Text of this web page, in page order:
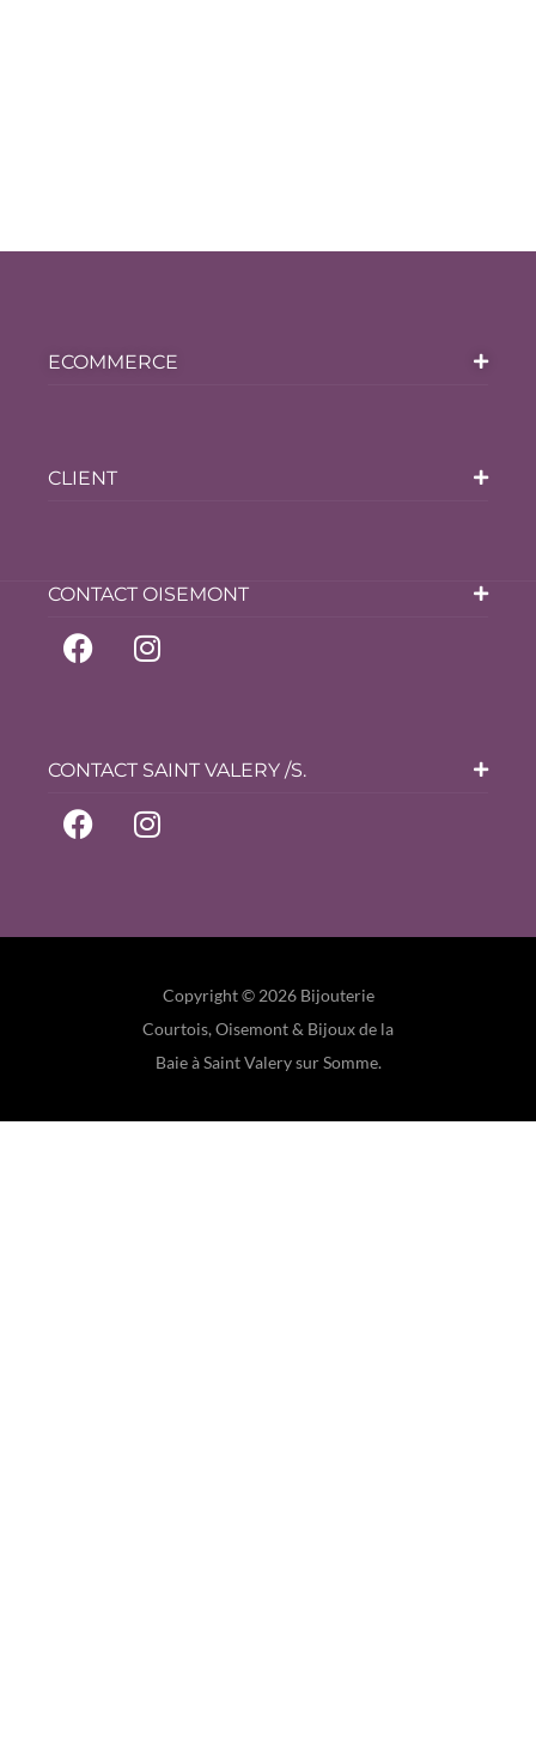
ECOMMERCE
CLIENT
CONTACT OISEMONT
CONTACT SAINT VALERY /S.
Copyright © 2026 Bijouterie
Courtois, Oisemont & Bijoux de la
Baie à Saint Valery sur Somme.